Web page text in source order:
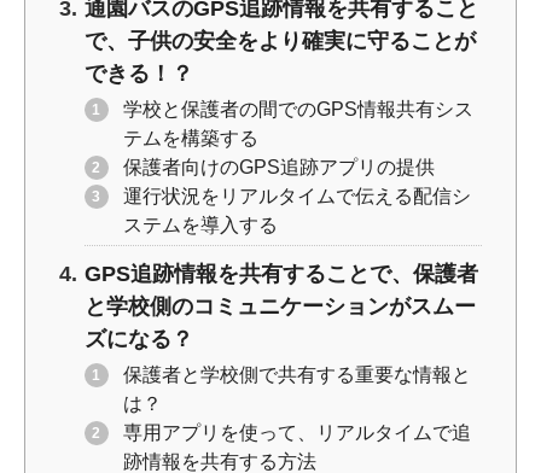
通園バスのGPS追跡情報を共有すること
で、子供の安全をより確実に守ることが
できる！？
学校と保護者の間でのGPS情報共有シス
テムを構築する
保護者向けのGPS追跡アプリの提供
運行状況をリアルタイムで伝える配信シ
ステムを導入する
GPS追跡情報を共有することで、保護者
と学校側のコミュニケーションがスムー
ズになる？
保護者と学校側で共有する重要な情報と
は？
専用アプリを使って、リアルタイムで追
跡情報を共有する方法